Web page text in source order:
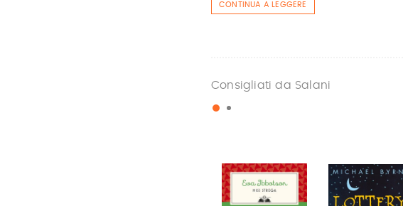
CONTINUA A LEGGERE
Consigliati da Salani